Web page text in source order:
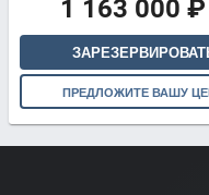
1 163 000 ₽
ПРЕДЛОЖИТЕ ВАШУ